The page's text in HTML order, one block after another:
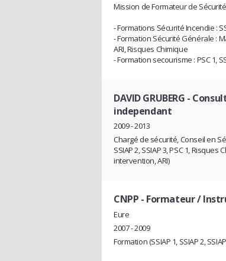
Mission de Formateur de
- Formations Sécurité Incendie :
- Formation Sécurité Générale :
ARI, Risques Chimique
- Formation secourisme : PSC 1,
DAVID GRUBERG -
independant
2009 - 2013
Chargé de sécurité, Conseil en
SSIAP 2, SSIAP 3, PSC 1,
intervention, ARI)
CNPP - Formateur /
Eure
2007 - 2009
Formation (SSIAP 1, SSIAP 2,